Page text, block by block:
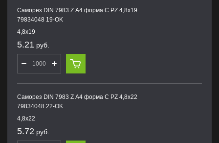
Саморез DIN 7983 Z А4 форма С PZ 4,8х19
79834048 19-OK
4,8х19
5.21 руб.
Саморез DIN 7983 Z А4 форма С PZ 4,8х22
79834048 22-OK
4,8х22
5.72 руб.